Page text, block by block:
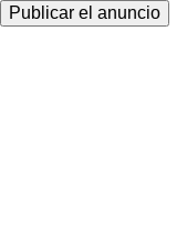
Publicar el anuncio